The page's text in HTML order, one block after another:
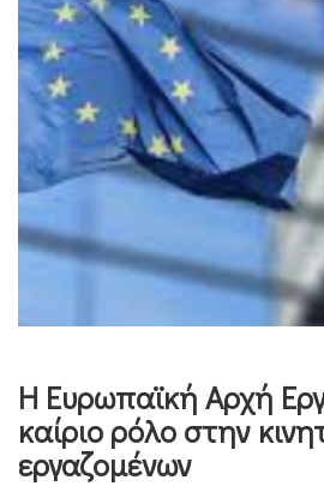
Η Ευρωπαϊκή Αρχή
καίριο ρόλο στην
εργαζομένων